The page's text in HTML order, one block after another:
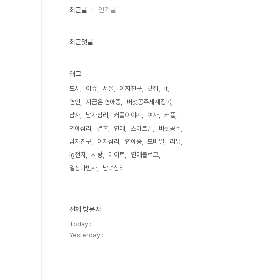
최근글 인기글
최근댓글
태그
도시 이슈 서울 여자친구 맛집
it
연인
지금은 연애중
버섯공주세계정복
남자
남자심리 커플이야기 여자
커플
연애심리
결혼 연애 스마트폰
버섯공주
남자친구
여자심리 연애중 모바일
리뷰
lg전자
사랑 데이트
연애블로그
일상다반사
남녀심리
전체 방문자
Today :
Yesterday :